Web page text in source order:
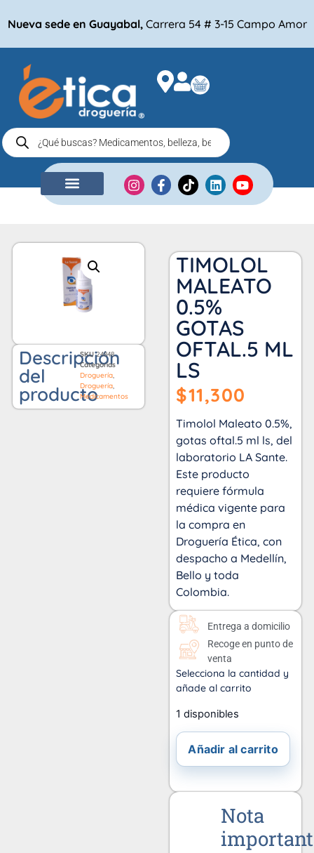
Nueva sede en Guayabal, Carrera 54 # 3-15 Campo Amor
Descripción
del
producto
SKU24848
Categorías
Droguería
Droguería
Medicamentos
TIMOLOL
MALEATO
0.5%
GOTAS
OFTAL.5 ML
LS
$11,300
Timolol Maleato 0.5%,
gotas oftal.5 ml ls, del
laboratorio LA Sante.
Este producto
requiere fórmula
médica vigente para
la compra en
Droguería Ética, con
despacho a Medellín,
Bello y toda
Colombia.
Entrega a domicilio
Recoge en punto de
venta
Selecciona la cantidad y
añade al carrito
1 disponibles
Añadir al carrito
Nota